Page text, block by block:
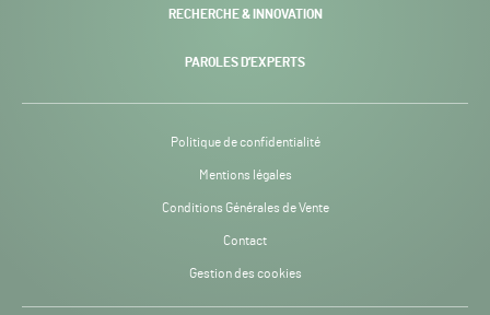
RECHERCHE & INNOVATION
PAROLES D’EXPERTS
Politique de confidentialité
Mentions légales
Conditions Générales de Vente
Contact
Gestion des cookies